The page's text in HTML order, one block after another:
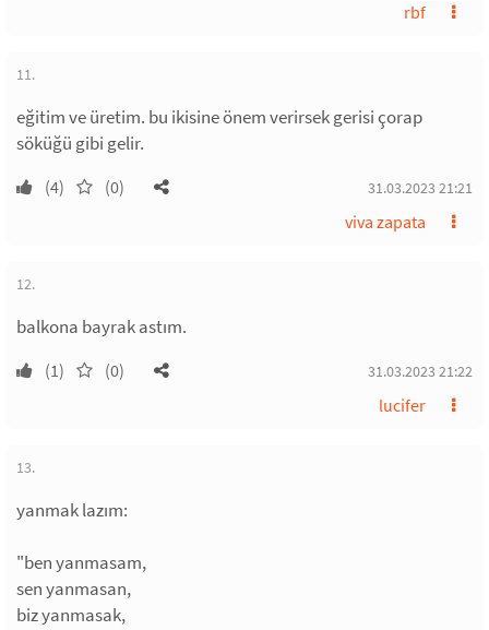
rbf
11.
eğitim ve üretim. bu ikisine önem verirsek gerisi çorap
söküğü gibi gelir.
(4) (0) 31.03.2023 21:21
viva zapata
12.
balkona bayrak astım.
(1) (0) 31.03.2023 21:22
lucifer
13.
yanmak lazım:
"ben yanmasam,
sen yanmasan,
biz yanmasak,